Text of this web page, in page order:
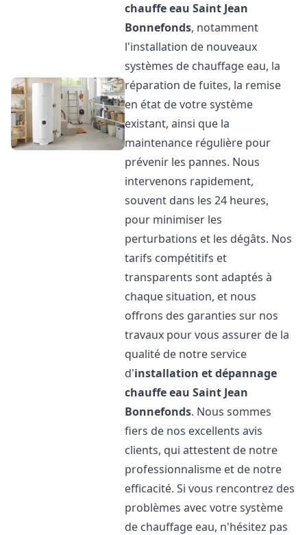
chauffe eau Saint Jean
Bonnefonds, notamment
l'installation de nouveaux
systèmes de chauffage eau, la
réparation de fuites, la remise
en état de votre système
existant, ainsi que la
maintenance régulière pour
prévenir les pannes. Nous
intervenons rapidement,
souvent dans les 24 heures,
pour minimiser les
perturbations et les dégâts. Nos
tarifs compétitifs et
transparents sont adaptés à
chaque situation, et nous
offrons des garanties sur nos
travaux pour vous assurer de la
qualité de notre service
d'installation et dépannage
chauffe eau Saint Jean
Bonnefonds. Nous sommes
fiers de nos excellents avis
clients, qui attestent de notre
professionnalisme et de notre
efficacité. Si vous rencontrez des
problèmes avec votre système
de chauffage eau, n'hésitez pas